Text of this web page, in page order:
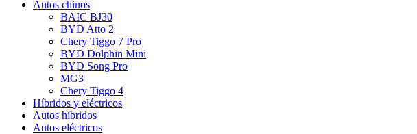
Autos chinos
BAIC BJ30
BYD Atto 2
Chery Tiggo 7 Pro
BYD Dolphin Mini
BYD Song Pro
MG3
Chery Tiggo 4
Híbridos y eléctricos
Autos híbridos
Autos eléctricos